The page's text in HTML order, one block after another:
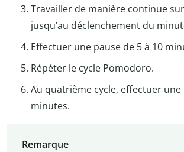
Travailler de manière continue
jusqu’au déclenchement du
Effectuer une pause de 5 à 10
Répéter le cycle Pomodoro.
Au quatrième cycle, effectuer une
minutes.
Remarque